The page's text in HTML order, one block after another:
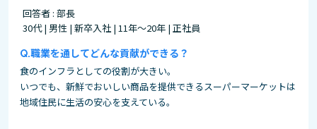
回答者 : 部長
30代 | 男性 | 新卒入社 | 11年～20年 | 正社員
職業を通してどんな貢献ができる？
食のインフラとしての役割が大きい。
いつでも、新鮮でおいしい商品を提供できるスーパーマーケットは
地域住民に生活の安心を支えている。